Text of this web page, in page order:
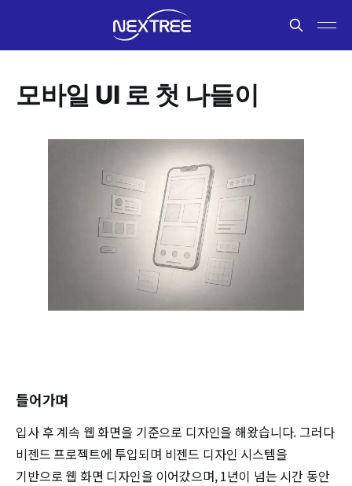
모바일 UI 로 첫 나들이
들어가며
입사 후 계속 웹 화면을 기준으로 디자인을 해왔습니다. 그러다
비젠드 프로젝트에 투입되며 비젠드 디자인 시스템을
기반으로 웹 화면 디자인을 이어갔으며, 1년이 넘는 시간 동안